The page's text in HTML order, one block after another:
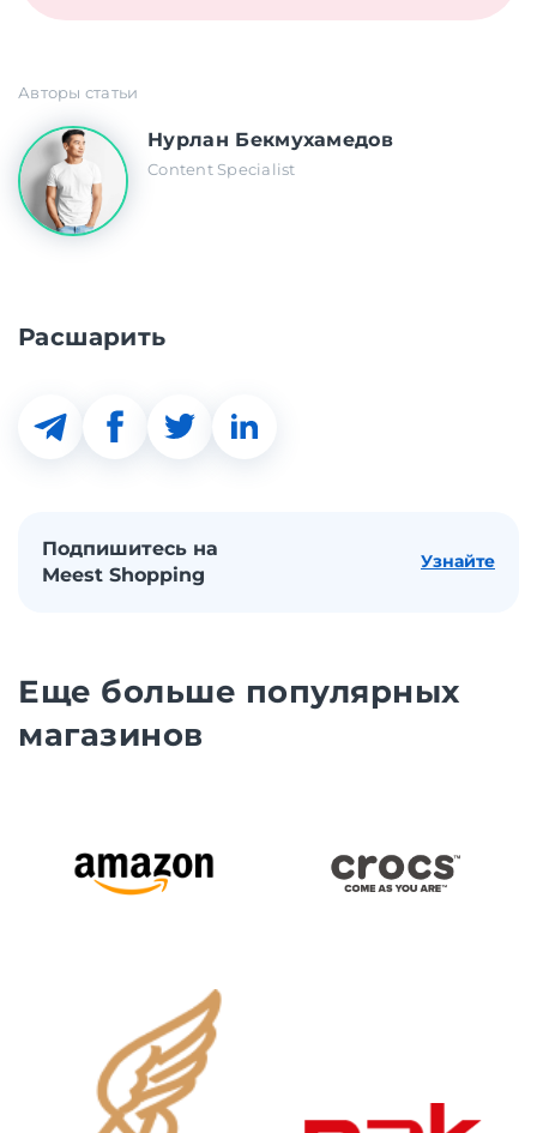
Авторы статьи
Нурлан Бекмухамедов
Content Specialist
Расшарить
Подпишитесь на
Meest Shopping
Узнайте
Еще больше популярных
магазинов